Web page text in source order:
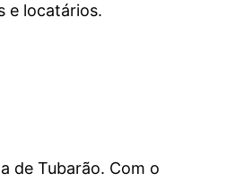
e locatários.
de Tubarão. Com o